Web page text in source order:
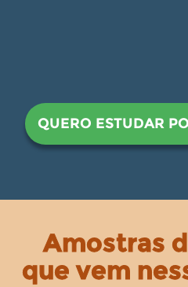
QUERO ESTUDAR
Amostras
que vem